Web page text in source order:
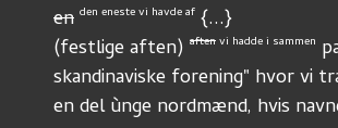
en den eneste vi havde af {...}
(festlige aften) aften vi hadde i sammen
skandinaviske forening" hvor vi
en del ùnge nordmænd, hvis